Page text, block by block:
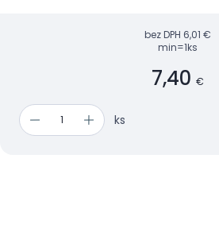
bez DPH 6,01 €
min=1ks
7,40 €
ks